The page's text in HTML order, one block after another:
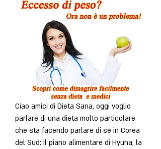
Ciao amici di Dieta Sana, oggi voglio
parlare di una dieta molto particolare
che sta facendo parlare di sé in Corea
del Sud: il piano alimentare di Hyuna, la